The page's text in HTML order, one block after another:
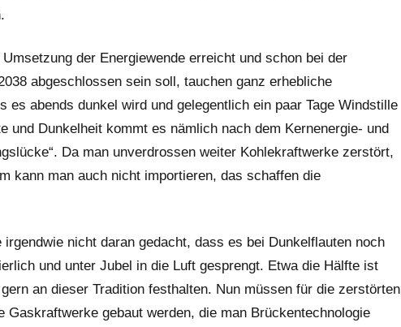
der Energiewende erreicht und schon bei der
abgeschlossen sein soll, tauchen ganz erhebliche
abends dunkel wird und gelegentlich ein paar Tage Windstille
und Dunkelheit kommt es nämlich nach dem Kernenergie- und
Da man unverdrossen weiter Kohlekraftwerke zerstört,
kann man auch nicht importieren, das schaffen die
nicht daran gedacht, dass es bei Dunkelflauten noch
und unter Jubel in die Luft gesprengt. Etwa die Hälfte ist
an dieser Tradition festhalten. Nun müssen für die zerstörten
gebaut werden, die man Brückentechnologie